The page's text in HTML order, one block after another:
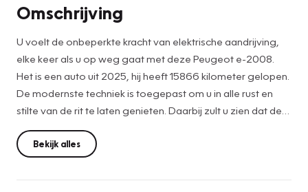
Omschrijving
U voelt de onbeperkte kracht van elektrische aandrijving,
elke keer als u op weg gaat met deze Peugeot e-2008.
Het is een auto uit 2025, hij heeft 15866 kilometer gelopen.
De modernste techniek is toegepast om u in alle rust en
stilte van de rit te laten genieten. Daarbij zult u zien dat de
tijd om de accu's op te laden enorm meevalt, en dankzij de
flinke actieradius hoeft u dat ook niet zo vaak te doen. De
krachtige motor geeft deze Peugeot uitstekende
Bekijk alles